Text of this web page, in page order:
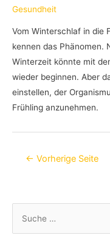
Gesundheit
Vom Winterschlaf in die
kennen das Phänomen.
Winterzeit könnte mit
wieder beginnen. Aber
einstellen, der
Frühling anzunehmen.
Beitragsnavigation
← Vorherige Seite